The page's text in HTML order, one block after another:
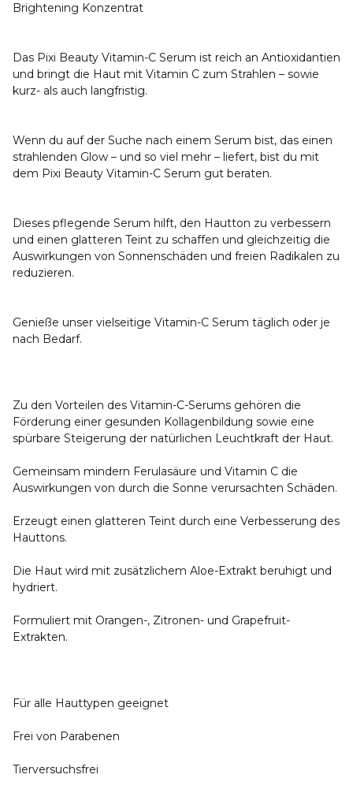
Brightening Konzentrat
Das Pixi Beauty Vitamin-C Serum ist reich an Antioxidantien
und bringt die Haut mit Vitamin C zum Strahlen – sowie
kurz- als auch langfristig.
Wenn du auf der Suche nach einem Serum bist, das einen
strahlenden Glow – und so viel mehr – liefert, bist du mit
dem Pixi Beauty Vitamin-C Serum gut beraten.
Dieses pflegende Serum hilft, den Hautton zu verbessern
und einen glatteren Teint zu schaffen und gleichzeitig die
Auswirkungen von Sonnenschäden und freien Radikalen zu
reduzieren.
Genieße unser vielseitige Vitamin-C Serum täglich oder je
nach Bedarf.
Zu den Vorteilen des Vitamin-C-Serums gehören die
Förderung einer gesunden Kollagenbildung sowie eine
spürbare Steigerung der natürlichen Leuchtkraft der Haut.
Gemeinsam mindern Ferulasäure und Vitamin C die
Auswirkungen von durch die Sonne verursachten Schäden.
Erzeugt einen glatteren Teint durch eine Verbesserung des
Hauttons.
Die Haut wird mit zusätzlichem Aloe-Extrakt beruhigt und
hydriert.
Formuliert mit Orangen-, Zitronen- und Grapefruit-
Extrakten.
Für alle Hauttypen geeignet
Frei von Parabenen
Tierversuchsfrei